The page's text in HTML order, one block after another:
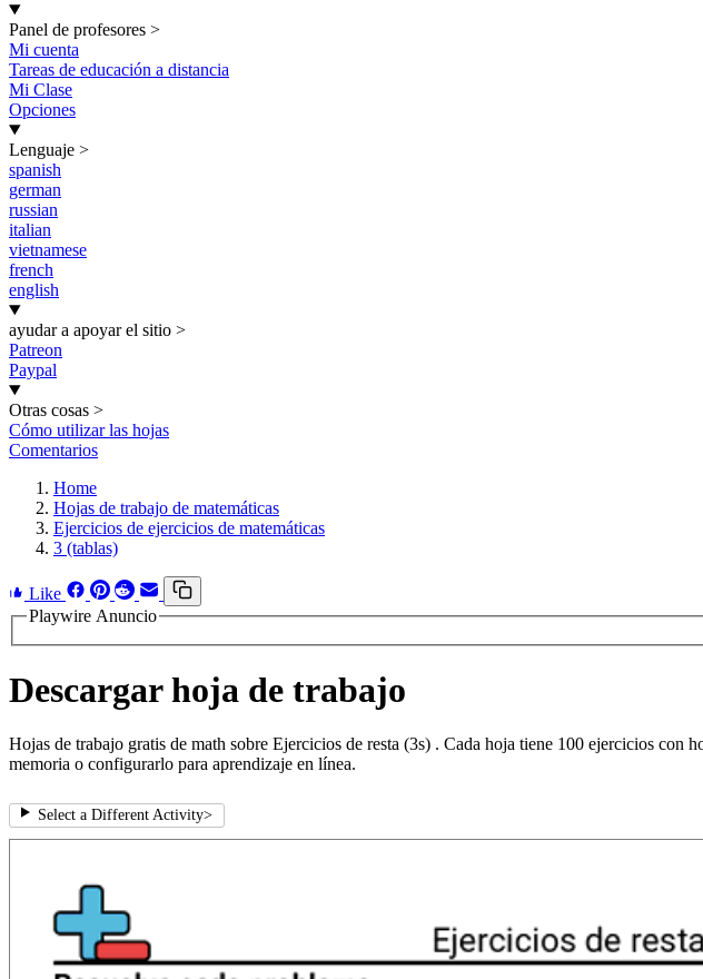
Panel de profesores >
Mi cuenta
Tareas de educación a distancia
Mi Clase
Opciones
Lenguaje >
spanish
german
russian
italian
vietnamese
french
english
ayudar a apoyar el sitio >
Patreon
Paypal
Otras cosas >
Cómo utilizar las hojas
Comentarios
Home
Hojas de trabajo de matemáticas
Ejercicios de ejercicios de matemáticas
3 (tablas)
Like
Playwire Anuncio
Descargar hoja de trabajo
Hojas de trabajo gratis de math sobre Ejercicios de resta (3s) . Cada hoja tiene 100 ejercicios con
memoria o configurarlo para aprendizaje en línea.
Select a Different Activity>